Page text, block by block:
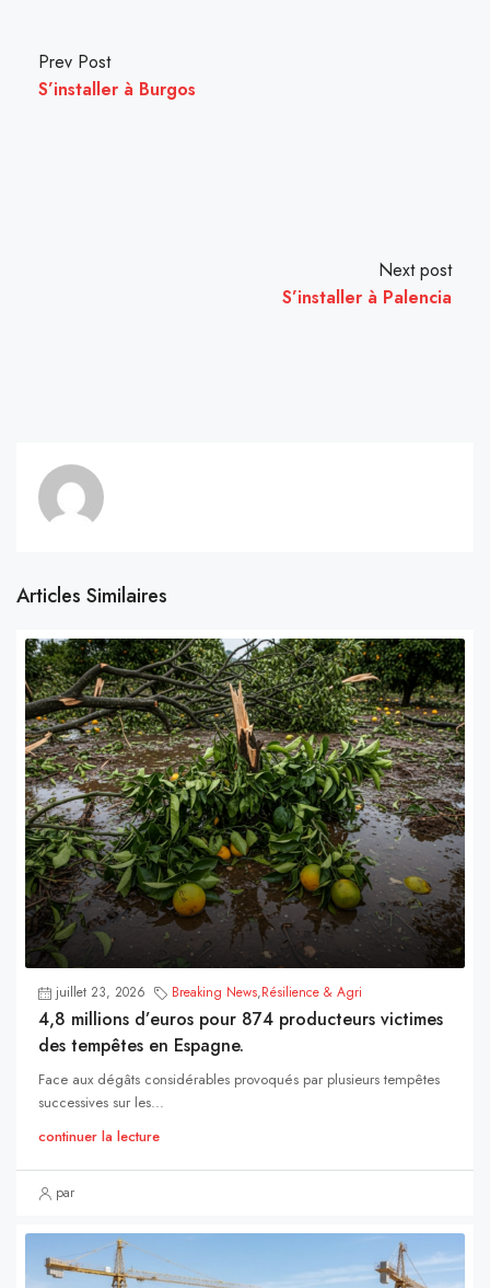
Prev Post
S’installer à Burgos
Next post
S’installer à Palencia
Articles Similaires
juillet 23, 2026 Breaking News,Résilience & Agri
4,8 millions d’euros pour 874 producteurs victimes
des tempêtes en Espagne.
Face aux dégâts considérables provoqués par plusieurs tempêtes
successives sur les...
continuer la lecture
par